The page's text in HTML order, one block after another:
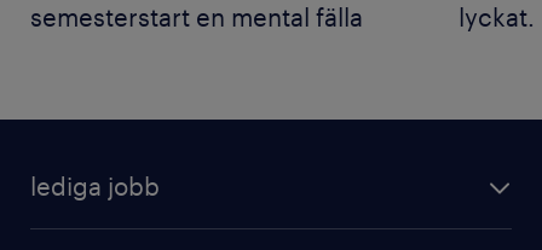
semesterstart en mental fälla
lyckat.
lediga jobb